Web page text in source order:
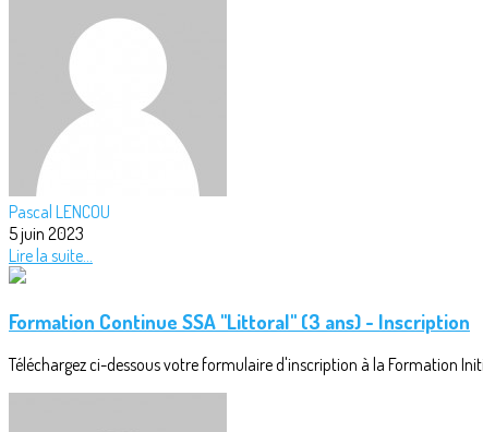
Pascal LENCOU
5 juin 2023
Lire la suite...
Formation Continue SSA "Littoral" (3 ans) - Inscription
Téléchargez ci-dessous votre formulaire d'inscription à la Formation